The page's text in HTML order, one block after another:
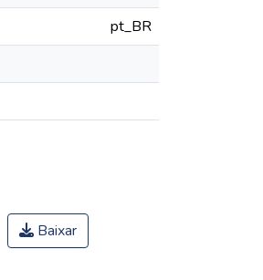
pt_BR
Baixar